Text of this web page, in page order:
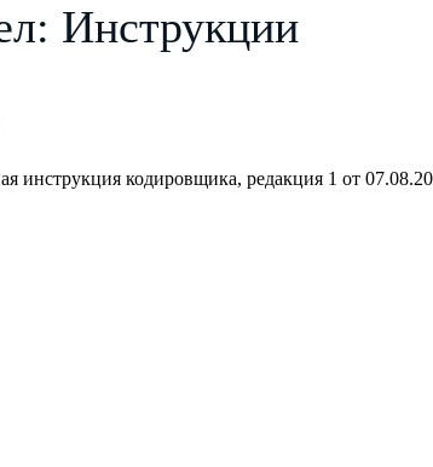
Инструкции
инструкция кодировщика, редакция 1 от